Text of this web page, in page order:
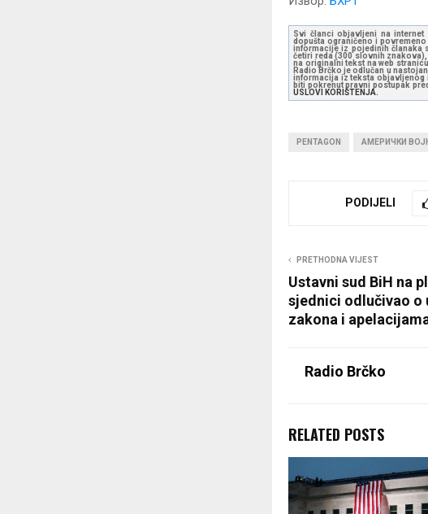
Svi članci objavljeni na internet
dopušta ograničeno i
informacije iz pojedinih članaka
četiri reda (300 slovnih
na originalni tekst na web
Radio Brčko je odlučan u
informacija iz teksta objavljenog
biti pokrenut pravni postupak
USLOVI KORIŠTENJA.
PENTAGON АМЕРИЧКИ
PODIJELI
PRETHODNA VIJEST
Ustavni sud BiH na
sjednici odlučivao o
zakona i
Radio Brčko
RELATED POSTS